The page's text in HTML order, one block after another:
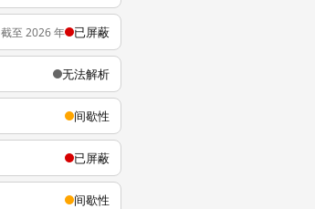
截至 2026 年 已屏蔽
无法解析
间歇性
已屏蔽
间歇性